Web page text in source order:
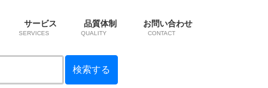
サービス
SERVICES
品質体制
QUALITY
お問い合わせ
CONTACT